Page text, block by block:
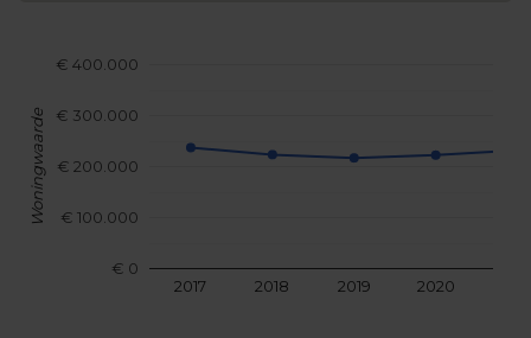
2017 2018 2019 2020
€ 0
€ 100.000
€ 200.000
€ 300.000
€ 400.000
Woningwaarde